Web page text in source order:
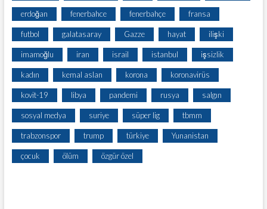
erdoğan fenerbahce fenerbahçe fransa
futbol galatasaray Gazze hayat ilişki
imamoğlu iran israil istanbul işsizlik
kadın kemal aslan korona koronavirüs
kovit-19 libya pandemi rusya salgın
sosyal medya suriye süper lig tbmm
trabzonspor trump türkiye Yunanistan
çocuk ölüm özgür özel